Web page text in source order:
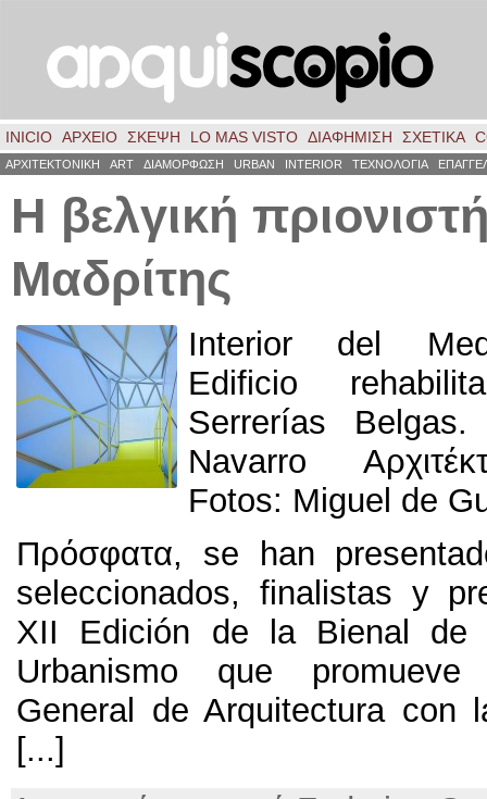
INICIO ΑΡΧΕΙΟ ΣΚΈΨΗ LO MAS VISTO ΔΙΑΦΗΜΙΣΗ ΣΧΕΤΙΚΑ
ΑΡΧΙΤΕΚΤΟΝΙΚΗ ART ΔΙΑΜΟΡΦΩΣΗ URBAN INTERIOR ΤΕΧΝΟΛΟΓΙΑ
Η βελγική
Μαδρίτης
Interior del
Edificio
Serrerías Belgas.
Navarro
Fotos: Miguel de
Πρόσφατα, se han
seleccionados, finalistas y
XII Edición de la Bienal de
Urbanismo que
General de Arquitectura con
[...]